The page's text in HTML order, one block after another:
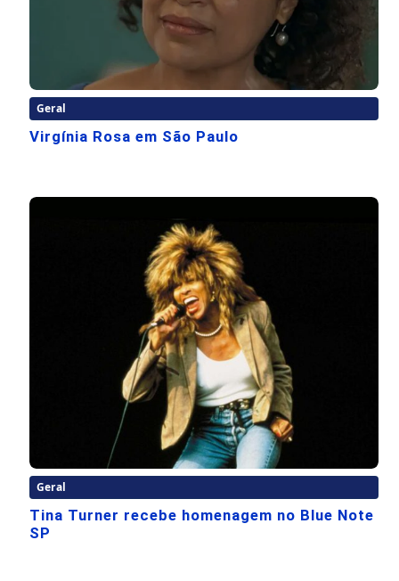
Geral
Virgínia Rosa em São Paulo
Geral
Tina Turner recebe homenagem no Blue Note
SP